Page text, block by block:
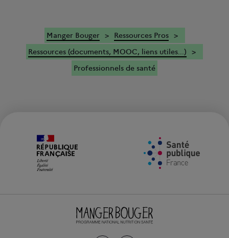
Manger Bouger
Ressources Pros
Ressources (documents, MOOC, liens utiles...)
Professionnels de santé